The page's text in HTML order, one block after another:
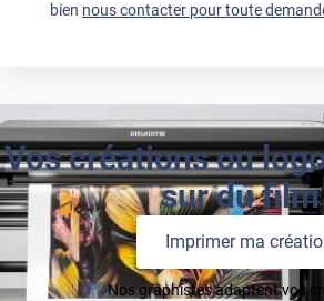
bien nous contacter pour toute
Vos créations ou
sur du
Imprimer ma
Nos graphistes adaptent vos